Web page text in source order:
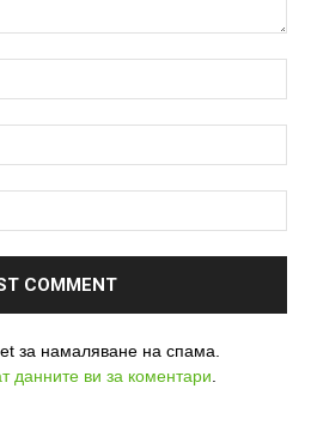
за намаляване на спама.
данните ви за коментари